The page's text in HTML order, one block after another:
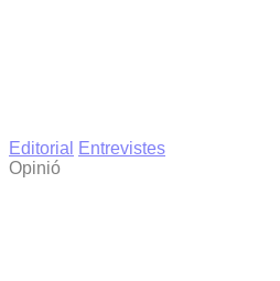
Editorial
Entrevistes
Opinió